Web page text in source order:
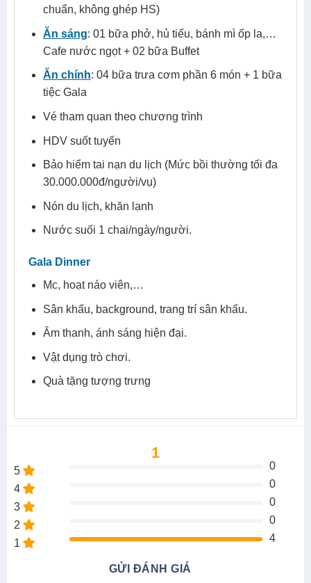
chuẩn, không ghép HS)
Ăn sáng: 01 bữa phở, hủ tiếu, bánh mì ốp la,…
Cafe nước ngọt + 02 bữa Buffet
Ăn chính: 04 bữa trưa cơm phần 6 món + 1 bữa
tiệc Gala
Vé tham quan theo chương trình
HDV suốt tuyến
Bảo hiểm tai nạn du lịch (Mức bồi thường tối đa
30.000.000đ/người/vụ)
Nón du lịch, khăn lạnh
Nước suối 1 chai/ngày/người.
Gala Dinner
Mc, hoạt náo viên,…
Sân khấu, background, trang trí sân khấu.
Âm thanh, ánh sáng hiện đại.
Vật dụng trò chơi.
Quà tặng tượng trưng
1
5
0
4
0
3
0
2
0
1
4
GỬI ĐÁNH GIÁ